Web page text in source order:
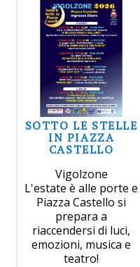
SOTTO LE STELLE
IN PIAZZA
CASTELLO
Vigolzone
L'estate è alle porte e
Piazza Castello si
prepara a
riaccendersi di luci,
emozioni, musica e
teatro!